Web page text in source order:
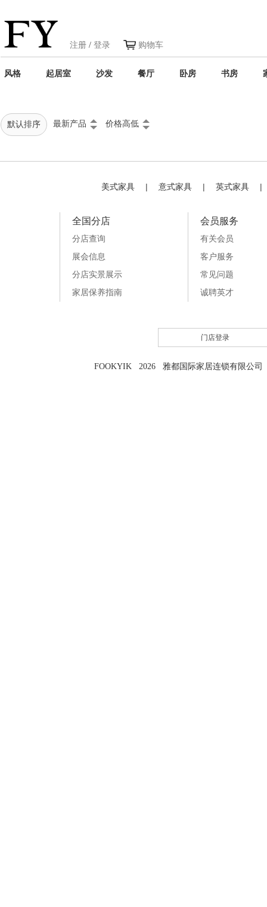
注册 / 登录 购物车
风格 起居室 沙发 餐厅 卧房 书房
默认排序 最新产品 价格高低
美式家具 | 意式家具 | 英式家具 |
全国分店
分店查询
展会信息
分店实景展示
家居保养指南
会员服务
有关会员
客户服务
常见问题
诚聘英才
门店登录
FOOKYIK 2026 雅都国际家居连锁有限公司